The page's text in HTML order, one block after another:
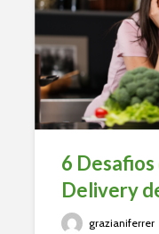
6
Delivery
grazianiferrer